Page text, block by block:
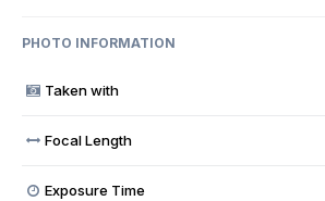
PHOTO INFORMATION
Taken with
Focal Length
Exposure Time